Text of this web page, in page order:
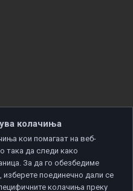
колачиња
кои помагаат на веб-
така да следи како
За да го обезбедиме
поединечно дали се
колачиња преку